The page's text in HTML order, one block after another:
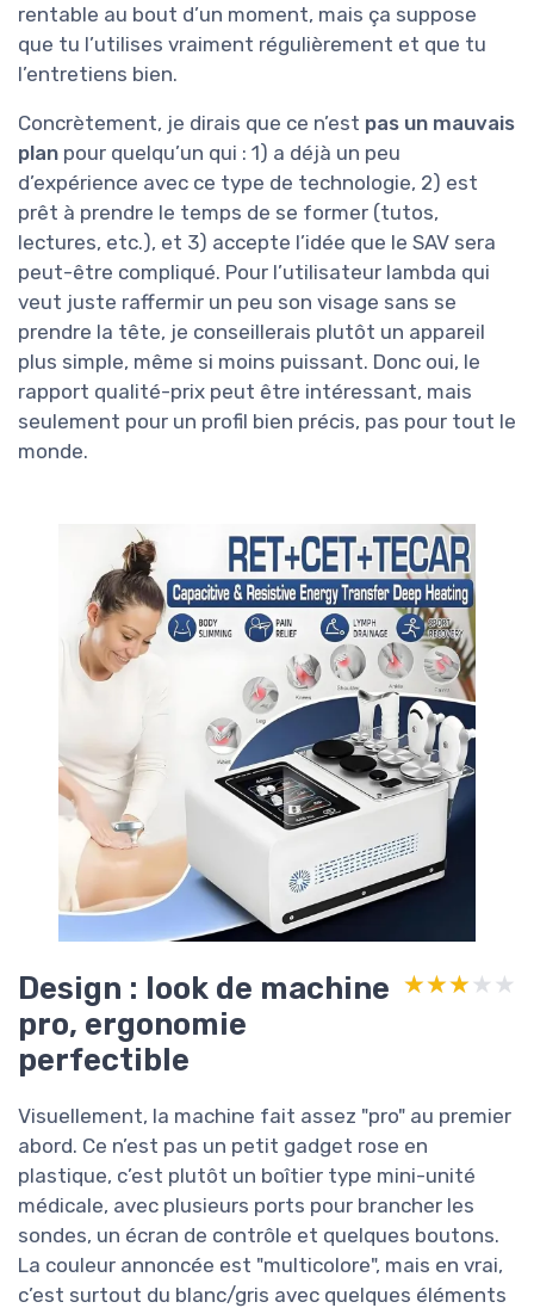
rentable au bout d’un moment, mais ça suppose
que tu l’utilises vraiment régulièrement et que tu
l’entretiens bien.
Concrètement, je dirais que ce n’est pas un mauvais
plan pour quelqu’un qui : 1) a déjà un peu
d’expérience avec ce type de technologie, 2) est
prêt à prendre le temps de se former (tutos,
lectures, etc.), et 3) accepte l’idée que le SAV sera
peut-être compliqué. Pour l’utilisateur lambda qui
veut juste raffermir un peu son visage sans se
prendre la tête, je conseillerais plutôt un appareil
plus simple, même si moins puissant. Donc oui, le
rapport qualité-prix peut être intéressant, mais
seulement pour un profil bien précis, pas pour tout le
monde.
Design : look de machine
pro, ergonomie
perfectible
★★★★★
★★★★★
Visuellement, la machine fait assez "pro" au premier
abord. Ce n’est pas un petit gadget rose en
plastique, c’est plutôt un boîtier type mini-unité
médicale, avec plusieurs ports pour brancher les
sondes, un écran de contrôle et quelques boutons.
La couleur annoncée est "multicolore", mais en vrai,
c’est surtout du blanc/gris avec quelques éléments